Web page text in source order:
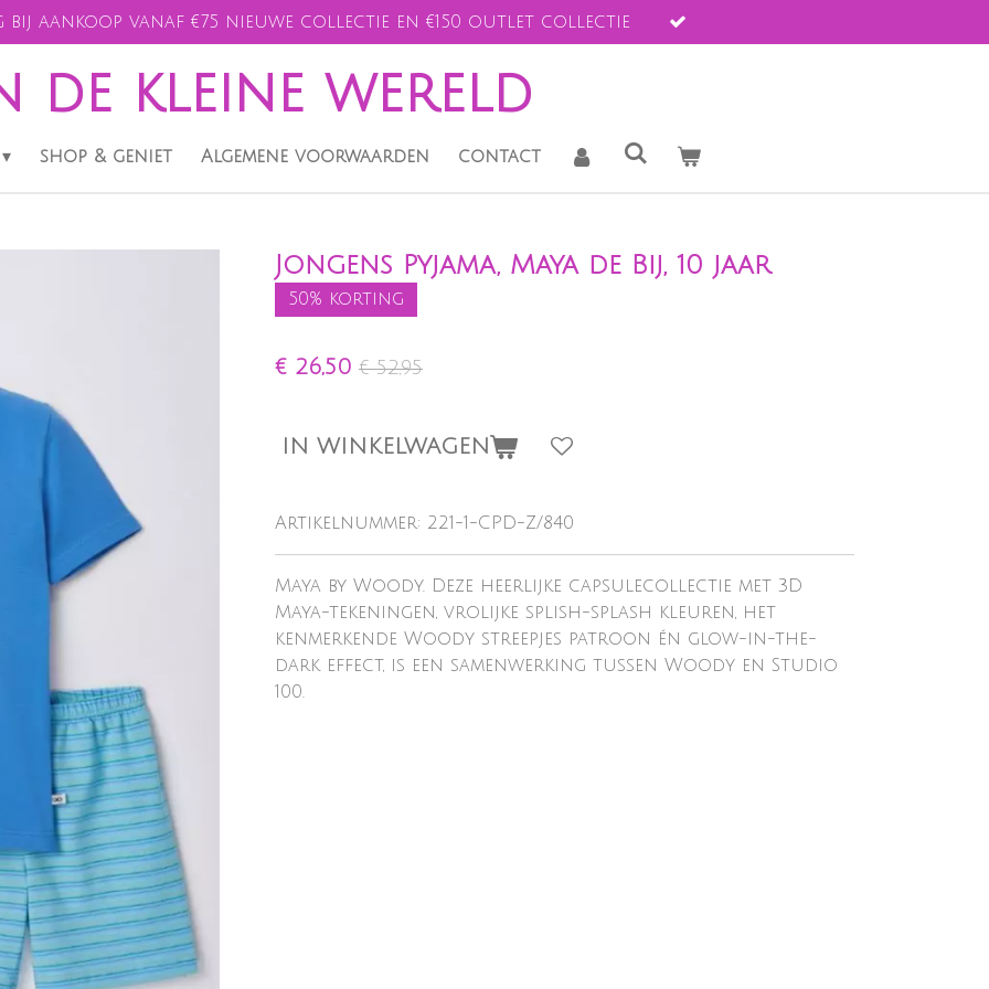
bij aankoop vanaf €75 nieuwe collectie en €150 outlet collectie
de kleine wereld
shop & geniet Algemene voorwaarden contact
Jongens Pyjama, Maya de Bij, 10 jaar
50% korting
€ 26,50 € 52,95
IN WINKELWAGEN
Artikelnummer: 221-1-CPD-Z/840
Maya by Woody. Deze heerlijke capsulecollectie met 3D
Maya-tekeningen, vrolijke splish-splash kleuren, het
kenmerkende Woody streepjes patroon én glow-in-the-
dark effect, is een samenwerking tussen Woody en Studio
100.